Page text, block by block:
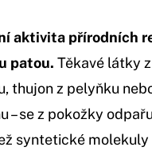
aktivita přírodních
patou. Těkavé látky
thujon z pelyňku
– se z pokožky
syntetické molekuly